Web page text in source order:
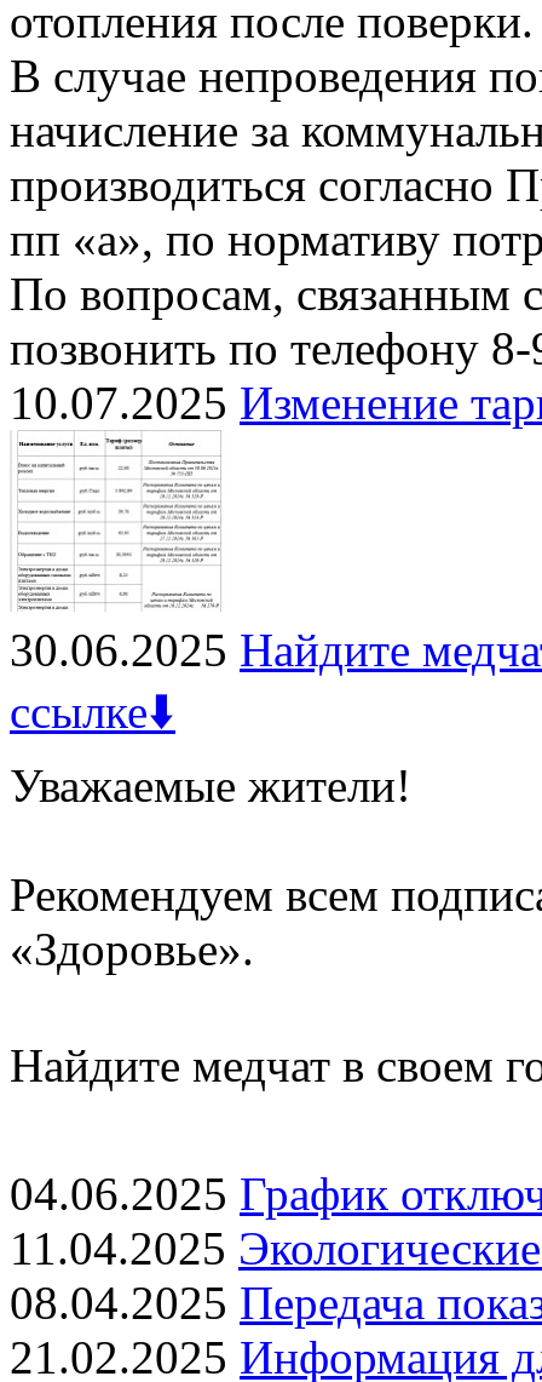
отопления после поверки.
В случае непроведения
начисление за
производиться
пп «а», по нормативу
По вопросам, связанным
позвонить по телефону
10.07.2025 Изменение
30.06.2025 Найдите
ссылке⬇️
Уважаемые жители!
Рекомендуем всем
«Здоровье».
Найдите медчат в своем
04.06.2025 График
11.04.2025
08.04.2025 Передача
21.02.2025 Информация